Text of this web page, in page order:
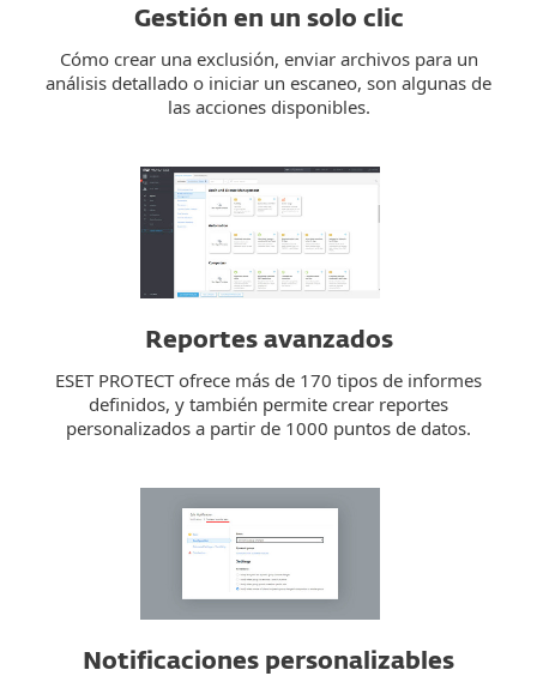
Gestión en un solo clic
Cómo crear una exclusión, enviar archivos para un
análisis detallado o iniciar un escaneo, son algunas de
las acciones disponibles.
Reportes avanzados
ESET PROTECT ofrece más de 170 tipos de informes
definidos, y también permite crear reportes
personalizados a partir de 1000 puntos de datos.
Notificaciones personalizables